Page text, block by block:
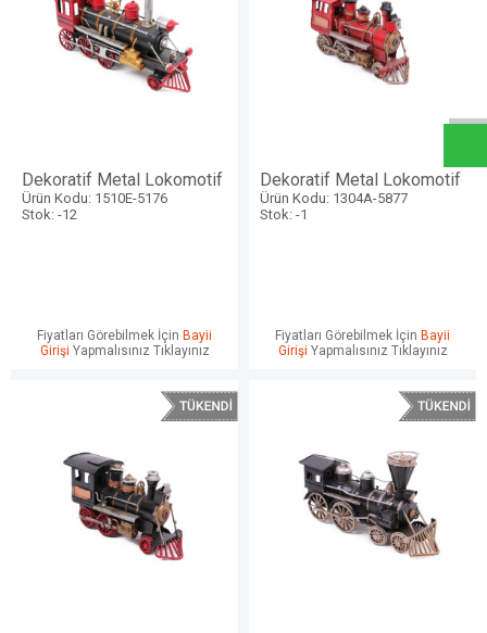
Dekoratif Metal Lokomotif
Ürün Kodu: 1510E-5176
Stok: -12
Fiyatları Görebilmek İçin Bayii
Girişi Yapmalısınız Tıklayınız
Dekoratif Metal Lokomotif
Ürün Kodu: 1304A-5877
Stok: -1
Fiyatları Görebilmek İçin Bayii
Girişi Yapmalısınız Tıklayınız